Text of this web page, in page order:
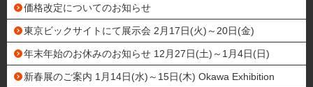
価格改定についてのお知らせ
東京ビックサイトにて展示会 2月17日(火)～20日(金)
年末年始のお休みのお知らせ 12月27日(土)～1月4日(日)
新春展のご案内 1月14日(水)～15日(木) Okawa Exhibition